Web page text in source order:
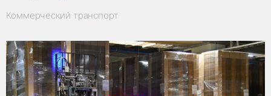
Коммерческий транспорт